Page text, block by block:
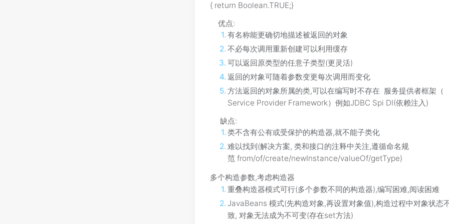
{ return Boolean.TRUE;}
优点:
有名称能更确切地描述被返回的对象
不必每次调用重新创建可以利用缓存
可以返回原类型的任意子类型(更灵活)
返回的对象可随着参数变更每次调用而变化
方法返回的对象所属的类,可以在编写时不存在 服务提供者框架（
Service Provider Framework）例如JDBC Spi DI(依赖注入)
缺点:
类不含有公有或受保护的构造器,就不能子类化
难以找到(解决方案, 类和接口的注释中关注,遵循命名规
范 from/of/create/newInstance/valueOf/getType)
多个构造参数,考虑构造器
重叠构造器模式可行(多个参数不同的构造器),编写困难,阅读困难
JavaBeans 模式(先构造对象,再设置对象值),构造过程中对象状态
致, 对象无法成为不可变(存在set方法)